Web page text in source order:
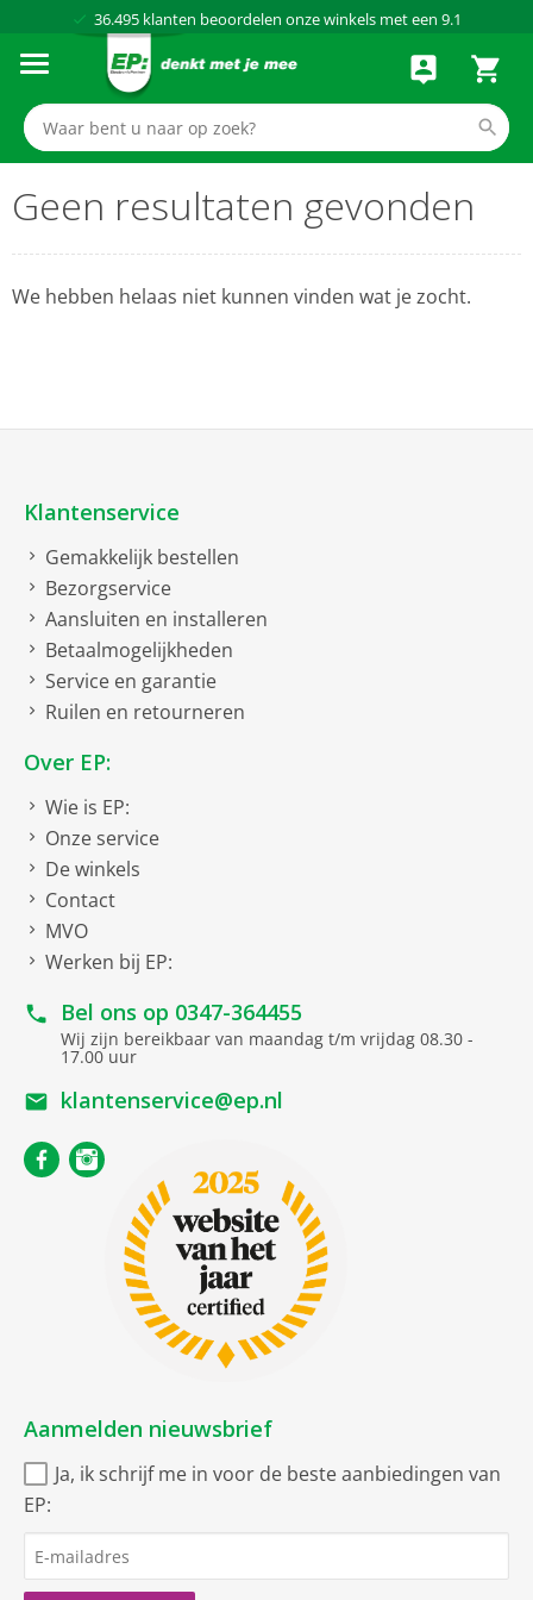
36.495 klanten beoordelen onze winkels met een 9.1
Al meer dan
dé elektronicaspecialist
Achteraf betalen via Klarna
Geen resultaten gevonden
We hebben helaas niet kunnen vinden wat je zocht.
Klantenservice
Gemakkelijk bestellen
Bezorgservice
Aansluiten en installeren
Betaalmogelijkheden
Service en garantie
Ruilen en retourneren
Over EP:
Wie is EP:
Onze service
De winkels
Contact
MVO
Werken bij EP:
Bel ons op 0347-364455
Wij zijn bereikbaar van maandag t/m vrijdag 08.30 -
17.00 uur
klantenservice@ep.nl
Aanmelden nieuwsbrief
Ja, ik schrijf me in voor de beste aanbiedingen van
EP: